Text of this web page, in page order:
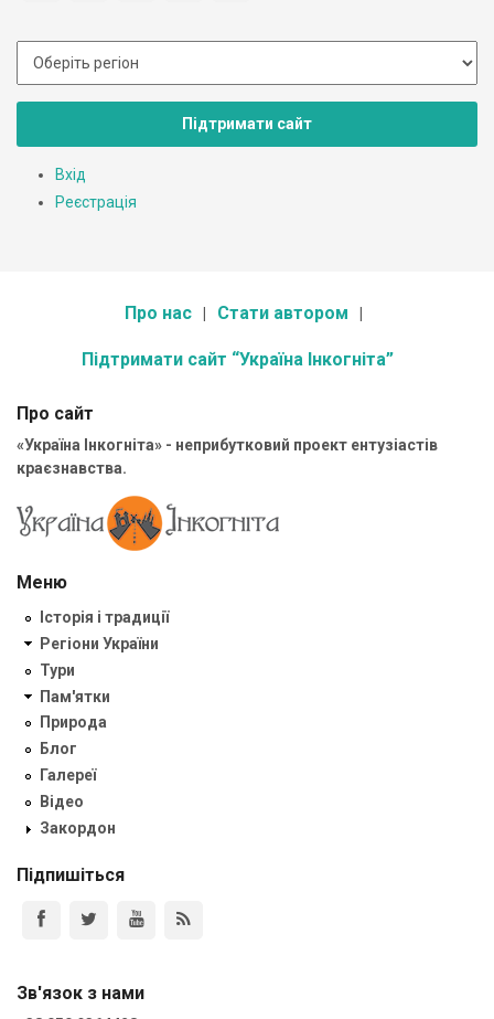
Підтримати сайт
Вхід
Реєстрація
Про нас Стати автором
Підтримати сайт “Україна Інкогніта”
Про сайт
«Україна Інкогніта» - неприбутковий проект ентузіастів
краєзнавства.
Меню
Історія і традиції
Регіони України
Тури
Пам'ятки
Природа
Блог
Галереї
Відео
Закордон
Підпишіться
Зв'язок з нами